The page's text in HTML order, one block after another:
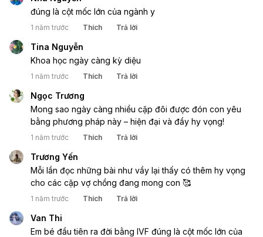
đúng là cột mốc lớn của ngành y
1 năm trước Thích Trả lời
Tina Nguyễn
Khoa học ngày càng kỳ diệu
1 năm trước Thích Trả lời
Ngọc Trương
Mong sao ngày càng nhiều cặp đôi được đón con yêu
bằng phương pháp này – hiện đại và đầy hy vọng!
1 năm trước Thích Trả lời
Trương Yến
Mỗi lần đọc những bài như vầy lại thấy có thêm hy vọng
cho các cặp vợ chồng đang mong con 🥰
1 năm trước Thích Trả lời
Van Thi
Em bé đầu tiên ra đời bằng IVF đúng là cột mốc lớn của